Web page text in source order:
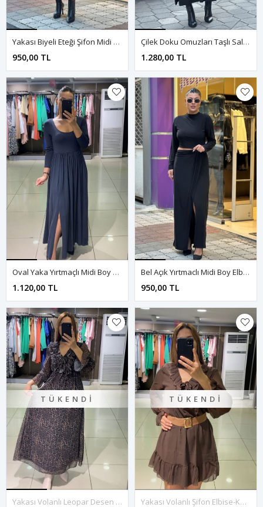
Yakası Biyeli Eteği Şifon Midi Boy Elbise-Siyah
950,00 TL
Çilek Doku Omuzları Taşlı Salaş Elbise-Siyah
1.280,00 TL
Oval Yaka Yırtmaçlı Midi Boy Elbise-Antrasit
1.120,00 TL
Bel Açık Yırtmaclı Midi Boy Elbise-Siyah
950,00 TL
TÜKENDI
Yakası Volanlı Leopar Desen Midi Boy Elbise-Vizon
TÜKENDI
Yakası Volanlı Şifon Elbise-Kahve